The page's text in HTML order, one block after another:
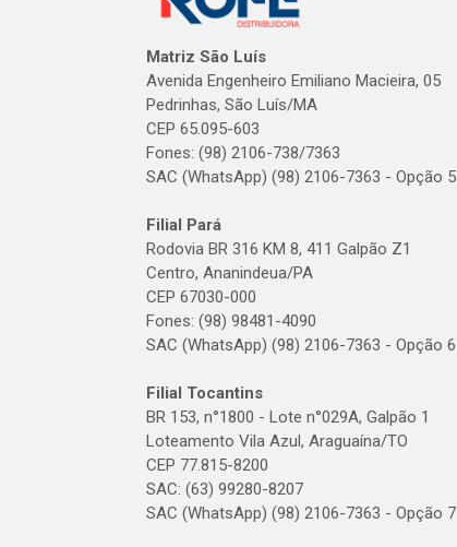
Matriz São Luís
Avenida Engenheiro Emiliano Macieira, 05
Pedrinhas, São Luís/MA
CEP 65.095-603
Fones: (98) 2106-738/7363
SAC (WhatsApp) (98) 2106-7363 - Opção 5
Filial Pará
Rodovia BR 316 KM 8, 411 Galpão Z1
Centro, Ananindeua/PA
CEP 67030-000
Fones: (98) 98481-4090
SAC (WhatsApp) (98) 2106-7363 - Opção 6
Filial Tocantins
BR 153, n°1800 - Lote n°029A, Galpão 1
Loteamento Vila Azul, Araguaína/TO
CEP 77.815-8200
SAC: (63) 99280-8207
SAC (WhatsApp) (98) 2106-7363 - Opção 7